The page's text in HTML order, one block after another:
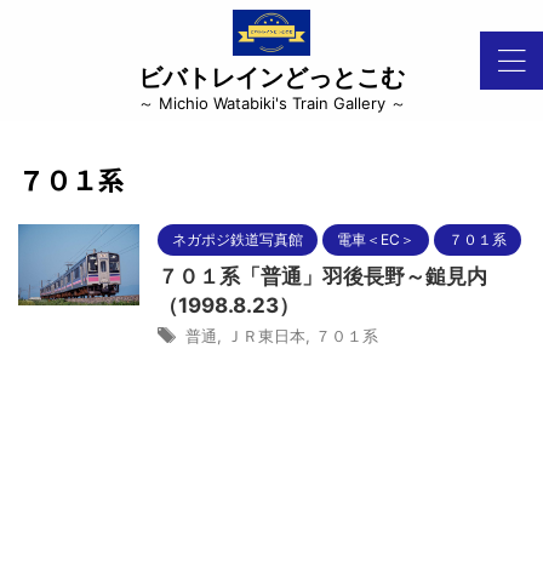
ビバトレインどっとこむ
～ Michio Watabiki's Train Gallery ～
７０１系
ネガポジ鉄道写真館 電車＜EC＞ ７０１系
７０１系「普通」羽後長野～鎚見内
（1998.8.23）
普通 ＪＲ東日本 ７０１系